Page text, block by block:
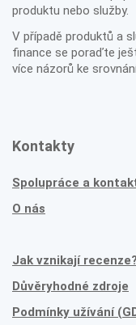
produktu nebo služby.
V případě produktů a
finance se poraďte
více názorů ke
Kontakty
Spolupráce a
O nás
Jak vznikají recenze?
Důvěryhodné zdroje
Podmínky užívání